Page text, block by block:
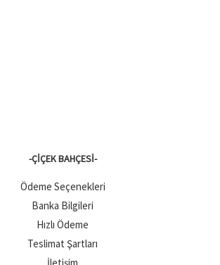
-ÇIÇEK BAHÇESI-
Ödeme Seçenekleri
Banka Bilgileri
Hızlı Ödeme
Teslimat Şartları